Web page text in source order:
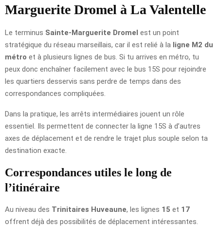
Marguerite Dromel à La Valentelle
Le terminus Sainte-Marguerite Dromel est un point
stratégique du réseau marseillais, car il est relié à la ligne M2 du
métro et à plusieurs lignes de bus. Si tu arrives en métro, tu
peux donc enchaîner facilement avec le bus 15S pour rejoindre
les quartiers desservis sans perdre de temps dans des
correspondances compliquées.
Dans la pratique, les arrêts intermédiaires jouent un rôle
essentiel. Ils permettent de connecter la ligne 15S à d’autres
axes de déplacement et de rendre le trajet plus souple selon ta
destination exacte.
Correspondances utiles le long de
l’itinéraire
Au niveau des Trinitaires Huveaune, les lignes 15 et 17
offrent déjà des possibilités de déplacement intéressantes.